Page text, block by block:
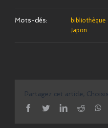
Mots-clés:
bibliothèque
Japon
Partagez cet article,
facebook
twitterlinkedinreddit